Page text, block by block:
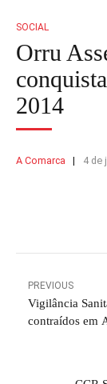
SOCIAL
Orru
2014
A Comarca 4 de
PREVIOUS
Vigilância
contraídos em